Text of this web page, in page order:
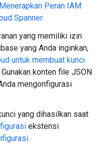
Menerapkan Peran IAM
Spanner.
yang memiliki izin
yang Anda inginkan,
untuk membuat kunci
Gunakan konten file JSON
mengonfigurasi
yang dihasilkan saat
ekstensi
.